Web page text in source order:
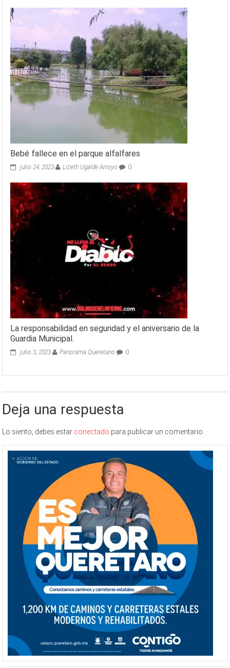
Bebé fallece en el parque alfalfares
julio 24, 2023 Lizeth Ugalde Arroyo 0
La responsabilidad en seguridad y el aniversario de la
Guardia Municipal.
julio 3, 2023 Panorama Queretano 0
Deja una respuesta
Lo siento, debes estar conectado para publicar un comentario.